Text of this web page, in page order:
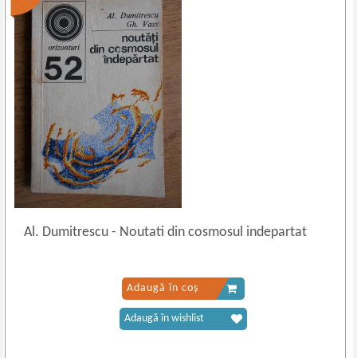
Al. Dumitrescu- Noutati din cosmosul indepartat
Adaugă în coș
Adaugă în wishlist